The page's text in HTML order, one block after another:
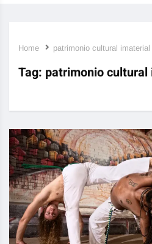
Home patrimonio cultural imaterial
Tag: patrimonio cultural